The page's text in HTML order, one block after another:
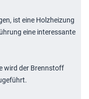
ist eine Holzheizung
eine interessante
wird der Brennstoff